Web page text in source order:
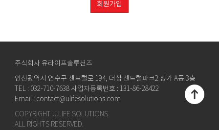
회원가입
주식회사 유라이프솔루션즈
인천광역시 연수구 센트럴로 194, 더샵 센트럴파크2 상가 A동 3층
TEL : 032-710-7638 사업자등록번호 : 131-86-28422
Email : contact@ulifesolutions.com
COPYRIGHT U.LIFE SOLUTIONS.
ALL RIGHTS RESERVED.